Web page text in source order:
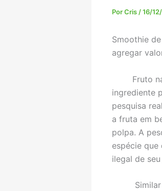
PorCris /16/
Smoothie
agregar
Fruto
ingrediente
pesquisa
a fruta em
polpa. A
espécie
ilegal de
Similar ao